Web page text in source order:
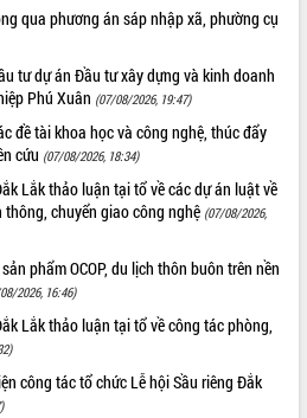
cơ
qua phương án sáp nhập xã, phường cụ
tư dự án Đầu tư xây dựng và kinh doanh
Phú Xuân (07/08/2026, 19:47)
đề tài khoa học và công nghệ, thúc đẩy
cứu (07/08/2026, 18:34)
Lắk thảo luận tại tổ về các dự án luật về
chuyển giao công nghệ (07/08/2026,
phẩm OCOP, du lịch thôn buôn trên nền
2026, 16:46)
Lắk thảo luận tại tổ về công tác phòng,
công tác tổ chức Lễ hội Sầu riêng Đắk